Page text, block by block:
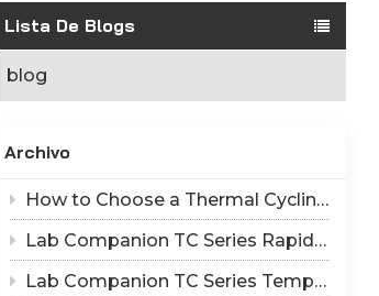
日本語
Lista De Blogs
blog
Archivo
How to Choose a Thermal Cycling Chamber? Lab Companion TC Series Rapid Temperature Change Chamber Selection Guide
Lab Companion TC Series Rapid Thermal Cycling Chamber: Reproduce Long-Term Thermal Fatigue Failure of Electronic Devices
Lab Companion TC Series Temperature Cycling vs TS Series Thermal Shock Test Chamber – Application & Selection Guide